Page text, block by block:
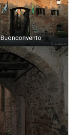
Buonconvento